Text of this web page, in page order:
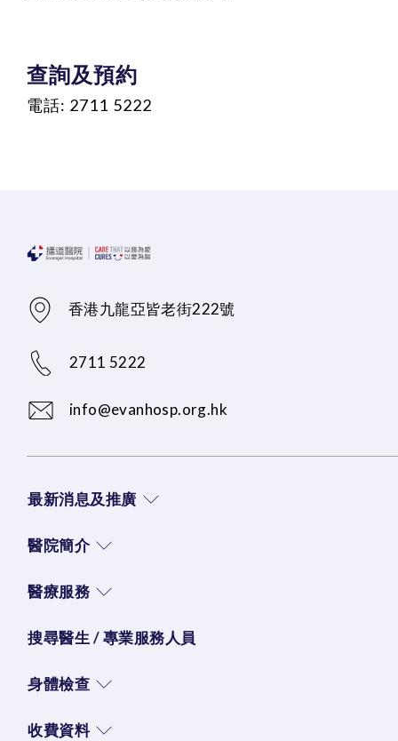
查詢及預約
電話: 2711 5222
香港九龍亞皆老街222號
2711 5222
info@evanhosp.org.hk
最新消息及推廣
醫院簡介
醫療服務
搜尋醫生 / 專業服務人員
身體檢查
收費資料